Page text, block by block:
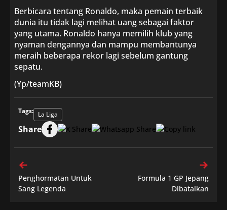
Berbicara tentang Ronaldo, maka pemain terbaik
dunia itu tidak lagi melihat uang sebagai faktor
yang utama. Ronaldo hanya memilih klub yang
nyaman dengannya dan mampu membantunya
meraih beberapa rekor lagi sebelum gantung
sepatu.
(Yp/teamKB)
Tags: La Liga
Share
Penghormatan Untuk
Sang Legenda
Formula 1 GP Jepang
Dibatalkan